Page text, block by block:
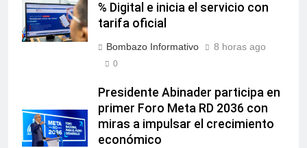
% Digital e inicia el servicio con
tarifa oficial
Bombazo Informativo 8 horas ago
0
Presidente Abinader participa en
primer Foro Meta RD 2036 con
miras a impulsar el crecimiento
económico